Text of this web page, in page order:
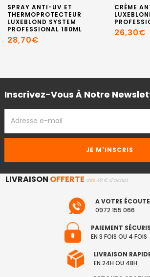
SPRAY ANTI-UV ET
THERMOPROTECTEUR
LUXEBLOND SYSTEM
PROFESSIONAL 180ML
28,70€
CRÈME
26,30€
Inscrivez-Vous À Notre
EMAIL
LIVRAISON OFFERTE dès 49 € d'achat
A VOTRE ÉCOUTE
0972 155 066
PAIEMENT
EN 3 FOIS OU 4 FOIS
LIVRAISON
EN 24H OU 48H